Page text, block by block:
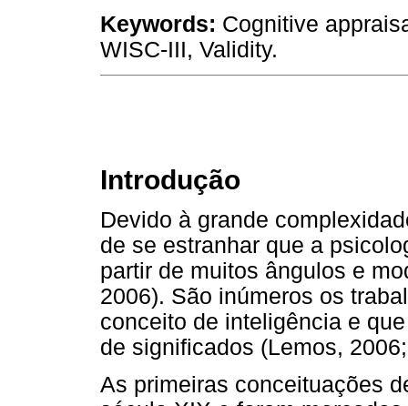
Keywords: Cognitive
WISC-III, Validity.
Introdução
Devido à grande
de se estranhar que a
partir de muitos ângulos e
2006). São inúmeros os
conceito de inteligência e
de significados (Lemos,
As primeiras conceituações